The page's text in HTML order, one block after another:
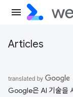
Articles
Google은 AI 기술을